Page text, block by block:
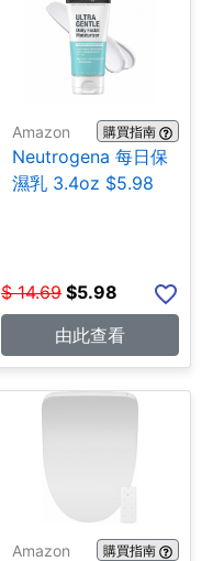
Amazon 購買指南
Neutrogena 每日保
濕乳 3.4oz $5.98
$ 14.69 $5.98
由此查看
Amazon 購買指南